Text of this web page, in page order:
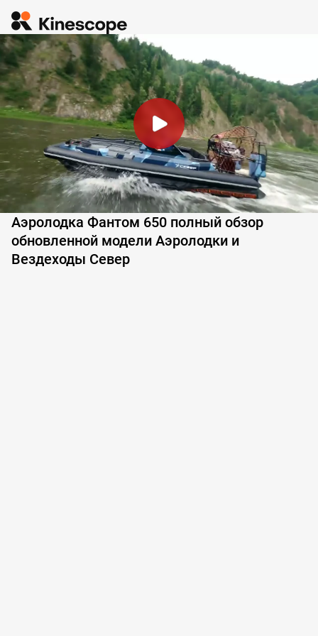
Аэролодка Фантом 650 полный обзор
обновленной модели Аэролодки и
Вездеходы Север